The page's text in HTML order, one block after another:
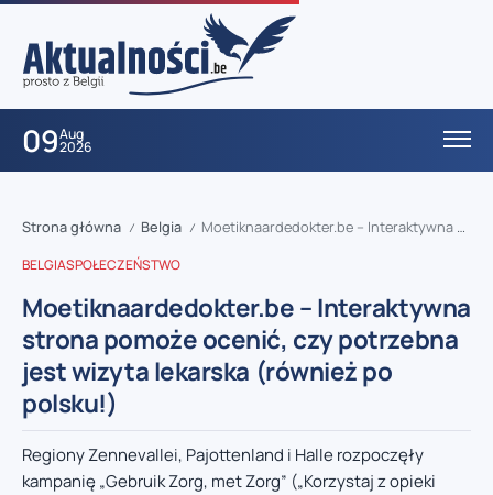
09Aug
2026
Strona główna / Belgia / Moetiknaardedokter.be – Interaktywna strona pomoże ocenić, czy potrzebna jest wizyta lekarska (również po polsku!)
BELGIASPOŁECZEŃSTWO
Moetiknaardedokter.be – Interaktywna
strona pomoże ocenić, czy potrzebna
jest wizyta lekarska (również po
polsku!)
Regiony Zennevallei, Pajottenland i Halle rozpoczęły
kampanię „Gebruik Zorg, met Zorg” („Korzystaj z opieki